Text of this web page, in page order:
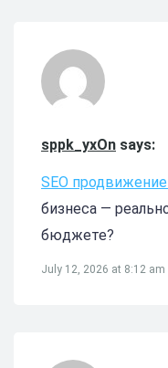
sppk_yxOn says:
SEO
бизнеса —
бюджете?
July 12, 2026 at 8:12 am